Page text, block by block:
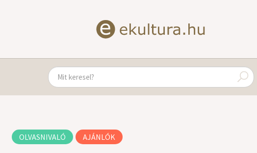
OLVASNIVALÓ AJÁNLÓK